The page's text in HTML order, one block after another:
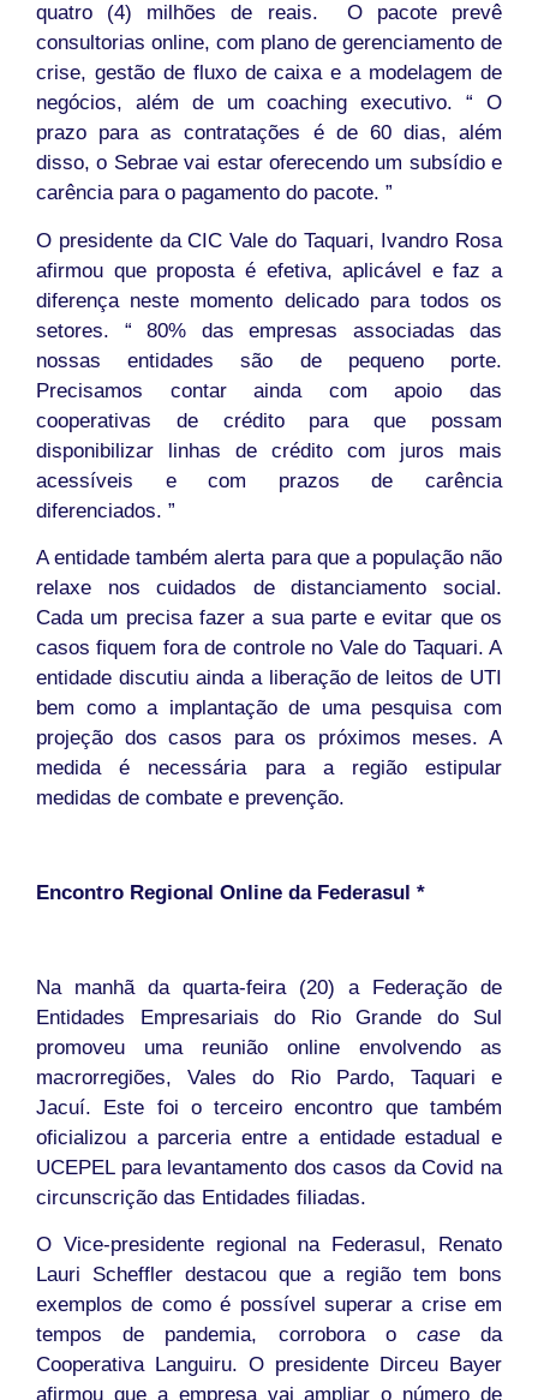
quatro (4) milhões de reais. O pacote prevê
consultorias online, com plano de gerenciamento de
crise, gestão de fluxo de caixa e a modelagem de
negócios, além de um coaching executivo. “ O
prazo para as contratações é de 60 dias, além
disso, o Sebrae vai estar oferecendo um subsídio e
carência para o pagamento do pacote. ”
O presidente da CIC Vale do Taquari, Ivandro Rosa
afirmou que proposta é efetiva, aplicável e faz a
diferença neste momento delicado para todos os
setores. “ 80% das empresas associadas das
nossas entidades são de pequeno porte.
Precisamos contar ainda com apoio das
cooperativas de crédito para que possam
disponibilizar linhas de crédito com juros mais
acessíveis e com prazos de carência
diferenciados. ”
A entidade também alerta para que a população não
relaxe nos cuidados de distanciamento social.
Cada um precisa fazer a sua parte e evitar que os
casos fiquem fora de controle no Vale do Taquari. A
entidade discutiu ainda a liberação de leitos de UTI
bem como a implantação de uma pesquisa com
projeção dos casos para os próximos meses. A
medida é necessária para a região estipular
medidas de combate e prevenção.
Encontro Regional Online da Federasul *
Na manhã da quarta-feira (20) a Federação de
Entidades Empresariais do Rio Grande do Sul
promoveu uma reunião online envolvendo as
macrorregiões, Vales do Rio Pardo, Taquari e
Jacuí. Este foi o terceiro encontro que também
oficializou a parceria entre a entidade estadual e
UCEPEL para levantamento dos casos da Covid na
circunscrição das Entidades filiadas.
O Vice-presidente regional na Federasul, Renato
Lauri Scheffler destacou que a região tem bons
exemplos de como é possível superar a crise em
tempos de pandemia, corrobora o caseda
Cooperativa Languiru. O presidente Dirceu Bayer
afirmou que a empresa vai ampliar o número de